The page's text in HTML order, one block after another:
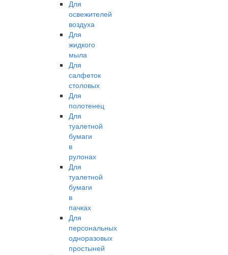
Для
освежителей
воздуха
Для
жидкого
мыла
Для
салфеток
столовых
Для
полотенец
Для
туалетной
бумаги
в
рулонах
Для
туалетной
бумаги
в
пачках
Для
персональных
одноразовых
простыней